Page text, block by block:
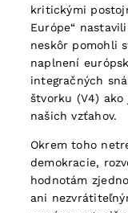
kritickými
Európe“
neskôr pomohli
naplnení
integračných
štvorku (V4)
našich vzťahov.
Okrem toho
demokracie,
hodnotám
ani